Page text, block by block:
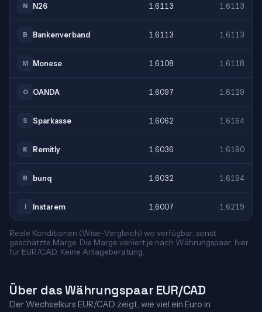
N N26 1,6113 1,6113
B Bankenverband 1,6113 1,6113
M Monese 1,6108 1,6118
O OANDA 1,6097 1,6129
S Sparkasse 1,6062 1,6164
R Remitly 1,6036 1,6190
B bunq 1,6032 1,6194
I Instarem 1,6007 1,6219
Reale Konditionen (Wise-Vergleich) wo verfügbar, sonst
geschätzte Marge. Die Marge variiert je nach Währungspaar; hier
für EUR/CAD. Keine Anlageberatung.
Über das Währungspaar EUR/CAD
Der Wechselkurs EUR/CAD zeigt, wie viel ein Euro in